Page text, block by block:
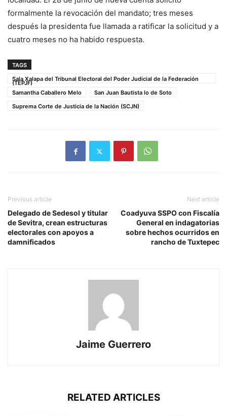
formalmente la revocación del mandato; tres meses
después la presidenta fue llamada a ratificar la solicitud y a
cuatro meses no ha habido respuesta.
TAGS
Sala Xalapa del Tribunal Electoral del Poder Judicial de la Federación
(TEPJF)
Samantha Caballero Melo
San Juan Bautista lo de Soto
Suprema Corte de Justicia de la Nación (SCJN)
Previous article
Delegado de Sedesol y titular
de Sevitra, crean estructuras
electorales con apoyos a
damnificados
Next article
Coadyuva SSPO con Fiscalía
General en indagatorias
sobre hechos ocurridos en
rancho de Tuxtepec
Jaime Guerrero
RELATED ARTICLES